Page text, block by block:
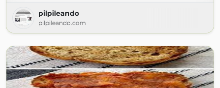
pilpileando
pilpileando.com